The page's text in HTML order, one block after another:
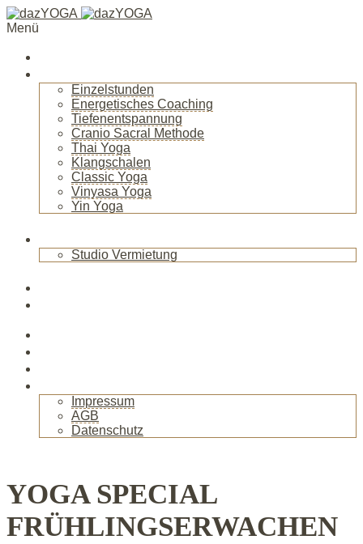
Menü
Einzelstunden
Energetisches Coaching
Tiefenentspannung
Cranio Sacral Methode
Thai Yoga
Klangschalen
Classic Yoga
Vinyasa Yoga
Yin Yoga
Studio Vermietung
Impressum
AGB
Datenschutz
YOGA SPECIAL
FRÜHLINGSERWACHEN